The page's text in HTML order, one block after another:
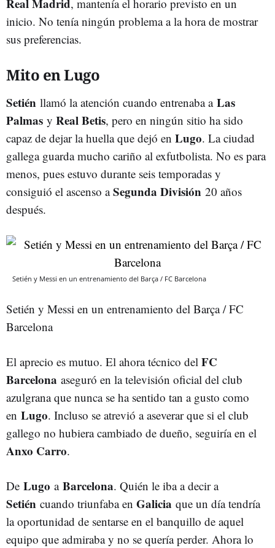
, mantenía el horario previsto en un
inicio. No tenía ningún problema a la hora de mostrar
sus preferencias.
Mito en Lugo
Setién llamó la atención cuando entrenaba a Las
Palmas y Real Betis, pero en ningún sitio ha sido
capaz de dejar la huella que dejó en Lugo. La ciudad
gallega guarda mucho cariño al exfutbolista. No es para
menos, pues estuvo durante seis temporadas y
consiguió el ascenso aSegunda División 20 años
después.
Setién y Messi en un entrenamiento del Barça / FC Barcelona
Setién y Messi en un entrenamiento del Barça / FC
Barcelona
El aprecio es mutuo. El ahora técnico del FC
Barcelona aseguró en la televisión oficial del club
azulgrana que nunca se ha sentido tan a gusto como
en Lugo. Incluso se atrevió a aseverar que si el club
gallego no hubiera cambiado de dueño, seguiría en el
Anxo Carro.
De Lugo a Barcelona. Quién le iba a decir a
Setién cuando triunfaba en Galicia que un día tendría
la oportunidad de sentarse en el banquillo de aquel
equipo que admiraba y no se quería perder. Ahora lo